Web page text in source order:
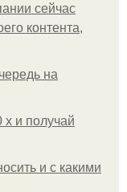
сейчас
контента,
на
х и получай
и с какими